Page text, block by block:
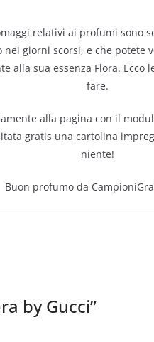
relativi ai profumi sono
giorni scorsi, e che potete
alla sua essenza Flora.
fare.
alla pagina con il
gratis una cartolina
niente!
Buon profumo da
by Gucci”